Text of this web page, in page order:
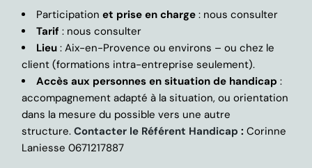
Participation et prise en charge : nous consulter
Tarif : nous consulter
Lieu : Aix-en-Provence ou environs – ou chez le
client (formations intra-entreprise seulement).
Accès aux personnes en situation de handicap :
accompagnement adapté à la situation, ou orientation
dans la mesure du possible vers une autre
structure.Contacter le Référent Handicap :Corinne
Laniesse 0671217887